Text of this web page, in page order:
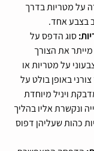
על מטריות בדרך
בצבע אחד.
סוג הדפס על
את הצורך
על מטריות או
באופן בולט על
ויניל מיוחדת
ונקשרת אליו בהליך
כהות שעליהן דפוס